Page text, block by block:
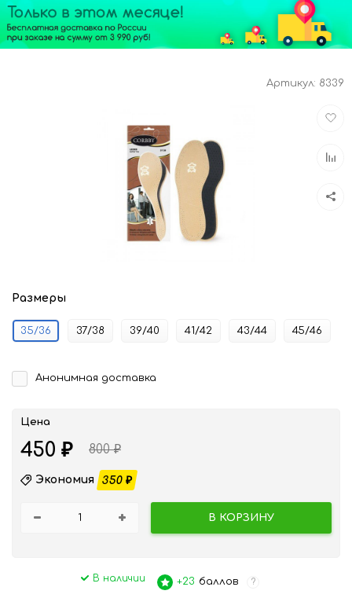
Артикул: 8339
Размеры
35/36 37/38 39/40 41/42 43/44 45/46
Анонимная доставка
Цена
450 ₽ 800₽
Экономия 350₽
В КОРЗИНУ
+23 баллов ?
В наличии